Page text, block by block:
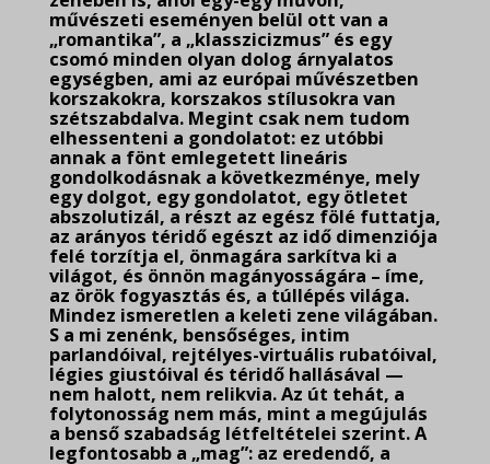
művészeti eseményen belül ott van a
„romantika”, a „klasszicizmus” és egy
csomó minden olyan dolog árnyalatos
egységben, ami az európai művészetben
korszakokra, korszakos stílusokra van
szétszabdalva. Megint csak nem tudom
elhessenteni a gondolatot: ez utóbbi
annak a fönt emlegetett lineáris
gondolkodásnak a következménye, mely
egy dolgot, egy gondolatot, egy ötletet
abszolutizál, a részt az egész fölé futtatja,
az arányos téridő egészt az idő dimenziója
felé torzítja el, önmagára sarkítva ki a
világot, és önnön magányosságára – íme,
az örök fogyasztás és, a túllépés világa.
Mindez ismeretlen a keleti zene világában.
S a mi zenénk, bensőséges, intim
parlandóival, rejtélyes-virtuális rubatóival,
légies giustóival és téridő hallásával —
nem halott, nem relikvia. Az út tehát, a
folytonosság nem más, mint a megújulás
a benső szabadság létfeltételei szerint. A
legfontosabb a „mag”: az eredendő, a